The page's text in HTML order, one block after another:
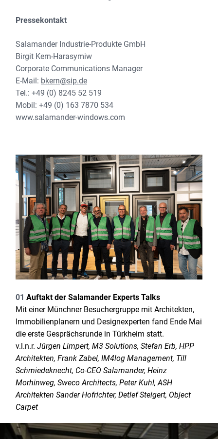
Pressekontakt
Salamander Industrie-Produkte GmbH
Birgit Kern-Harasymiw
Corporate Communications Manager
E-Mail: bkern@sip.de
Tel.: +49 (0) 8245 52 519
Mobil: +49 (0) 163 7870 534
www.salamander-windows.com
01 Auftakt der Salamander Experts Talks
Mit einer Münchner Besuchergruppe mit Architekten,
Immobilienplanern und Designexperten fand Ende Mai
die erste Gesprächsrunde in Türkheim statt.
v.l.n.r. Jürgen Limpert, M3 Solutions, Stefan Erb, HPP
Architekten, Frank Zabel, IM4log Management, Till
Schmiedeknecht, Co-CEO Salamander, Heinz
Morhinweg, Sweco Architects, Peter Kuhl, ASH
Architekten Sander Hofrichter, Detlef Steigert, Object
Carpet